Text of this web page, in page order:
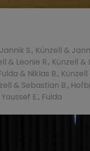
S., Künzell &
Leonie R., Künzell &
& Niklas B.,
& Sebastian B.,
E., Fulda